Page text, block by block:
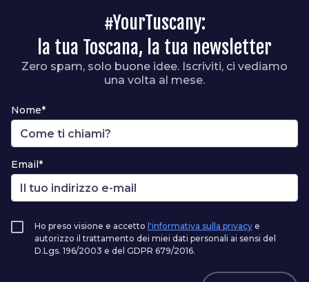
#YourTuscany:
la tua Toscana, la tua newsletter
Zero spam, solo buone idee. Iscriviti, ci vediamo
una volta al mese.
Nome*
Email*
Ho preso visione e accetto l'informativa sulla privacy e
autorizzo il trattamento dei miei dati personali ai sensi del
D.Lgs. 196/2003 e del GDPR 679/2016.